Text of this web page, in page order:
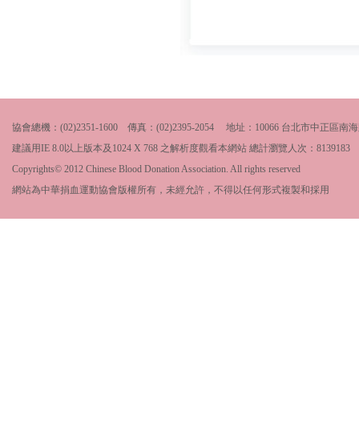
協會總機：(02)2351-1600 傳真：(02)2395-2054 地址：10066 台北市中正區南
建議用IE 8.0以上版本及1024 X 768 之解析度觀看本網站 總計瀏覽人次： 8139183
Copyrights© 2012 Chinese Blood Donation Association. All rights reserved
網站為中華捐血運動協會版權所有，未經允許，不得以任何形式複製和採用